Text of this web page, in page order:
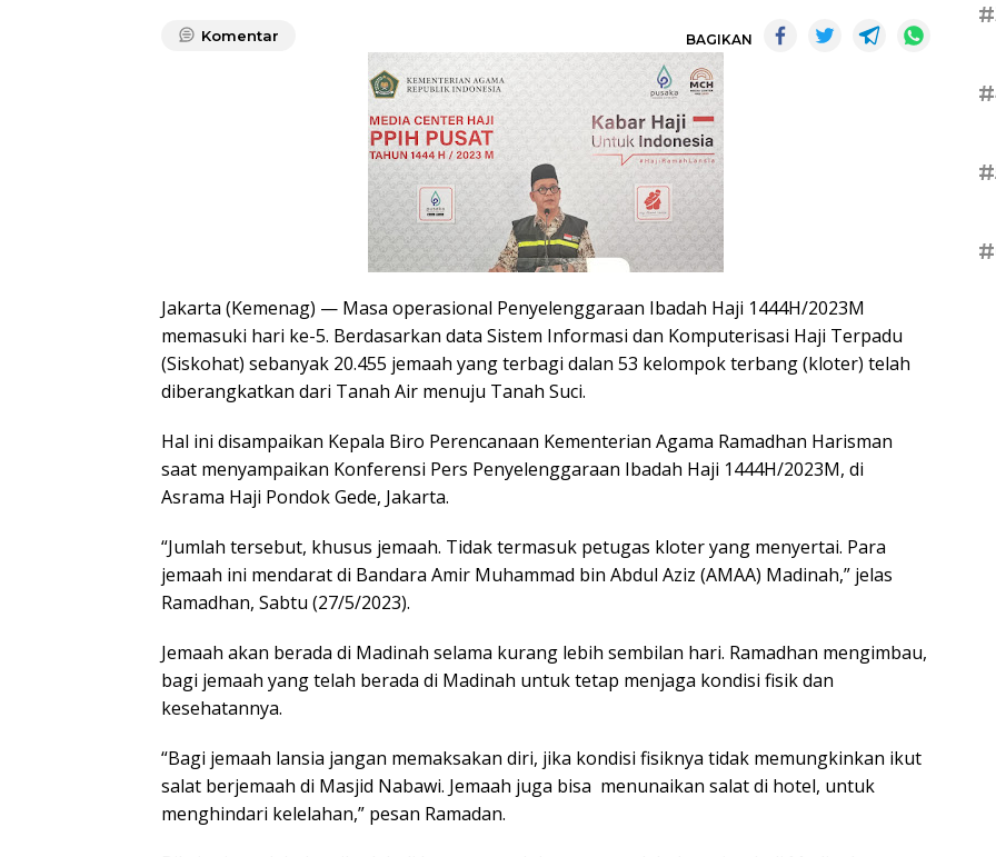
Komentar BAGIKAN
Jakarta (Kemenag) — Masa operasional Penyelenggaraan Ibadah Haji 1444H/2023M
memasuki hari ke-5. Berdasarkan data Sistem Informasi dan Komputerisasi Haji Terpadu
(Siskohat) sebanyak 20.455 jemaah yang terbagi dalan 53 kelompok terbang (kloter) telah
diberangkatkan dari Tanah Air menuju Tanah Suci.
Hal ini disampaikan Kepala Biro Perencanaan Kementerian Agama Ramadhan Harisman
saat menyampaikan Konferensi Pers Penyelenggaraan Ibadah Haji 1444H/2023M, di
Asrama Haji Pondok Gede, Jakarta.
“Jumlah tersebut, khusus jemaah. Tidak termasuk petugas kloter yang menyertai. Para
jemaah ini mendarat di Bandara Amir Muhammad bin Abdul Aziz (AMAA) Madinah,” jelas
Ramadhan, Sabtu (27/5/2023).
Jemaah akan berada di Madinah selama kurang lebih sembilan hari. Ramadhan mengimbau,
bagi jemaah yang telah berada di Madinah untuk tetap menjaga kondisi fisik dan
kesehatannya.
“Bagi jemaah lansia jangan memaksakan diri, jika kondisi fisiknya tidak memungkinkan ikut
salat berjemaah di Masjid Nabawi. Jemaah juga bisa menunaikan salat di hotel, untuk
menghindari kelelahan,” pesan Ramadan.